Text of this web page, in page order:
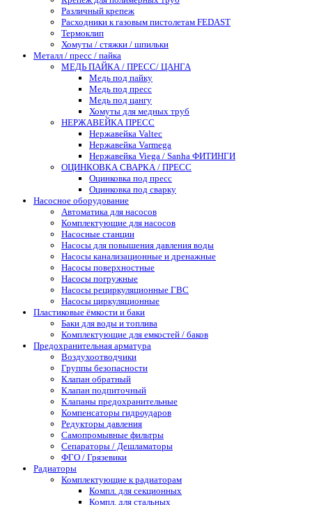
Различный крепеж
Расходники к газовым пистолетам FEDAST
Термоклип
Хомуты / стяжки / шпильки
Металл / пресс / пайка
МЕДЬ ПАЙКА / ПРЕСС/ ЦАНГА
Медь под пайку
Медь под пресс
Медь под цангу
Хомуты для медных труб
НЕРЖАВЕЙКА ПРЕСС
Нержавейка Valtec
Нержавейка Varmega
Нержавейка Viega / Sanha ФИТИНГИ
ОЦИНКОВКА СВАРКА / ПРЕСС
Оцинковка под пресс
Оцинковка под сварку
Насосное оборудование
Автоматика для насосов
Комплектующие для насосов
Насосные станции
Насосы для повышения давления воды
Насосы канализационные и дренажные
Насосы поверхностные
Насосы погружные
Насосы рециркуляционные ГВС
Насосы циркуляционные
Пластиковые ёмкости и баки
Баки для воды и топлива
Комплектующие для емкостей / баков
Предохранительная арматура
Воздухоотводчики
Группы безопасности
Клапан обратный
Клапан подпиточный
Клапаны предохранительные
Компенсаторы гидроударов
Редукторы давления
Самопромывные фильтры
Сепараторы / Дешламаторы
ФГО / Грязевики
Радиаторы
Комплектующие к радиаторам
Компл. для секционных
Компл. для стальных